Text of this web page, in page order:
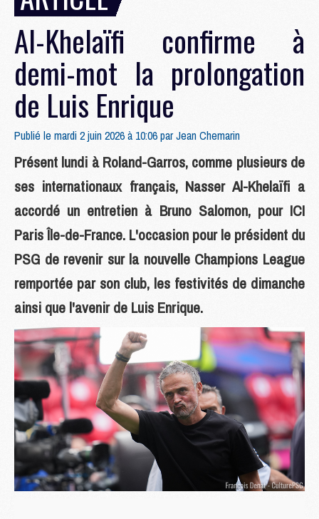
Al-Khelaïfi confirme à
demi-mot la prolongation
de Luis Enrique
Publié le mardi 2 juin 2026 à 10:06 parJean Chemarin
Présent lundi à Roland-Garros, comme plusieurs de
ses internationaux français, Nasser Al-Khelaïfi a
accordé un entretien à Bruno Salomon, pour ICI
Paris Île-de-France. L'occasion pour le président du
PSG de revenir sur la nouvelle Champions League
remportée par son club, les festivités de dimanche
ainsi que l'avenir de Luis Enrique.